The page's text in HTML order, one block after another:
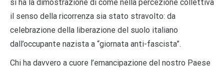
si ha la dimostrazione di come nella percezione collettiva
il senso della ricorrenza sia stato stravolto: da
celebrazione della liberazione del suolo italiano
dall’occupante nazista a “giornata anti-fascista”.
Chi ha davvero a cuore l’emancipazione del nostro Paese